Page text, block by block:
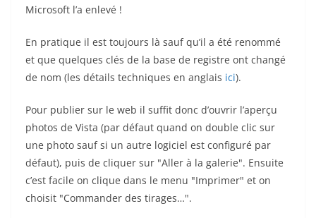
Microsoft l’a enlevé !
En pratique il est toujours là sauf qu’il a été renommé
et que quelques clés de la base de registre ont changé
de nom (les détails techniques en anglais ici).
Pour publier sur le web il suffit donc d’ouvrir l’aperçu
photos de Vista (par défaut quand on double clic sur
une photo sauf si un autre logiciel est configuré par
défaut), puis de cliquer sur "Aller à la galerie". Ensuite
c’est facile on clique dans le menu "Imprimer" et on
choisit "Commander des tirages…".